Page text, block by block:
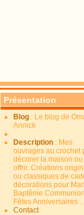
Présentation
Blog : Le blog de
Annick
Description : Mes
ouvrages au crochet
décorer la maison
offrir. Créations
ou classiques de
décorations pour
Baptême Communion
Fêtes Anniversaires ..
Contact